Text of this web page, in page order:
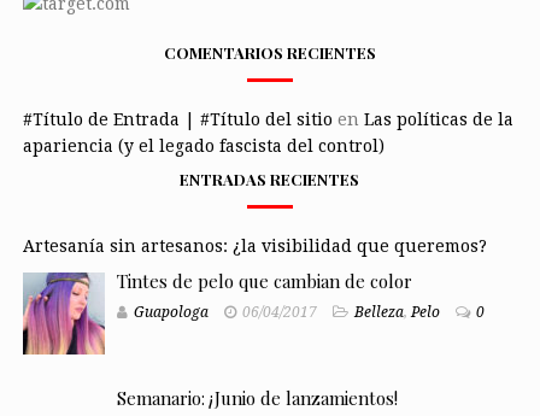
COMENTARIOS RECIENTES
#Título de Entrada | #Título del sitio en Las políticas de la
apariencia (y el legado fascista del control)
ENTRADAS RECIENTES
Artesanía sin artesanos: ¿la visibilidad que queremos?
Tintes de pelo que cambian de color
Guapologa 06/04/2017 Belleza,Pelo 0
Semanario: ¡Junio de lanzamientos!